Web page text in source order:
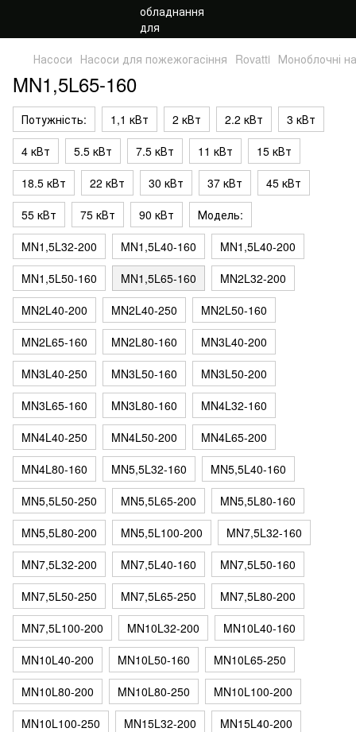
Насоси Насоси для пожежогасіння Rovatti Моноблочні
MN1,5L65-160
Потужність: 1,1 кВт 2 кВт 2.2 кВт
3 кВт
4 кВт
5.5 кВт 7.5 кВт 11 кВт
15 кВт
18.5 кВт
22 кВт 30 кВт 37 кВт
45 кВт
55 кВт
75 кВт 90 кВт
Модель:
MN1,5L32-200
MN1,5L40-160
MN1,5L40-200
MN1,5L50-160
MN1,5L65-160
MN2L32-200
MN2L40-200
MN2L40-250
MN2L50-160
MN2L65-160
MN2L80-160
MN3L40-200
MN3L40-250
MN3L50-160
MN3L50-200
MN3L65-160
MN3L80-160
MN4L32-160
MN4L40-250
MN4L50-200
MN4L65-200
MN4L80-160
MN5,5L32-160
MN5,5L40-160
MN5,5L50-250
MN5,5L65-200
MN5,5L80-160
MN5,5L80-200
MN5,5L100-200
MN7,5L32-160
MN7,5L32-200
MN7,5L40-160
MN7,5L50-160
MN7,5L50-250
MN7,5L65-250
MN7,5L80-200
MN7,5L100-200
MN10L32-200
MN10L40-160
MN10L40-200
MN10L50-160
MN10L65-250
MN10L80-200
MN10L80-250
MN10L100-200
MN10L100-250
MN15L32-200
MN15L40-200